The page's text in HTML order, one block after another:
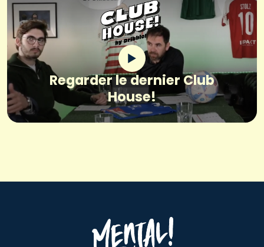
Regarder le dernier Club
House!